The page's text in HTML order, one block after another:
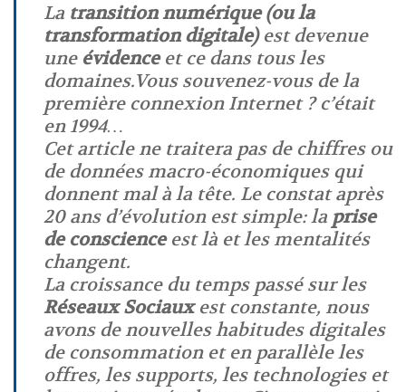
La transition numérique (ou la
transformation digitale) est devenue
une évidenceet ce dans tous les
domaines.Vous souvenez-vous de la
première connexion Internet ? c’était
en 1994…
Cet article ne traitera pas de chiffres ou
de données macro-économiques qui
donnent mal à la tête. Le constat après
20 ans d’évolution est simple: la prise
de conscienceest là et les mentalités
changent.
La croissance du temps passé sur les
Réseaux Sociauxest constante, nous
avons de nouvelles habitudes digitales
de consommation et en parallèle les
offres, les supports, les technologies et